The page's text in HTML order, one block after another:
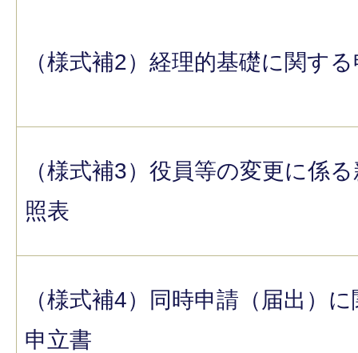
（様式補2）経理的基礎に関す
（様式補3）役員等の変更に係
照表
（様式補4）同時申請（届出）
申立書